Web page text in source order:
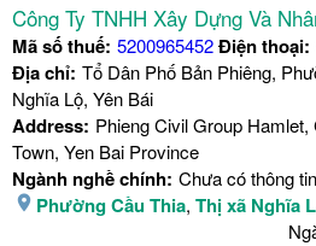
Công Ty TNHH Xây Dựng Và
Mã số thuế: 5200965452Điện thoại:
Địa chỉ: Tổ Dân Phố Bản Phiêng,
Nghĩa Lộ, Yên Bái
Address: Phieng Civil Group
Town, Yen Bai Province
Ngành nghề chính: Chưa có thông
Phường Cầu Thia, Thị xã Nghĩa